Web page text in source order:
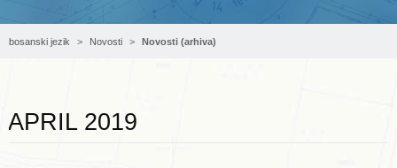
bosanski jezik Novosti Novosti (arhiva)
APRIL 2019